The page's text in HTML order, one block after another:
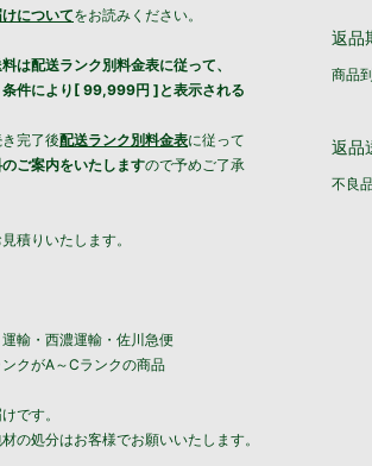
についてをお読みください。
は配送ランク別料金表に従って、
件により[ 99,999円 ]と表示される
完了後配送ランク別料金表に従って
ご案内をいたしますので予めご了承
積りいたします。
・西濃運輸・佐川急便
A～Cランクの商品
す。
処分はお客様でお願いいたします。
返品
商品
返品
不良